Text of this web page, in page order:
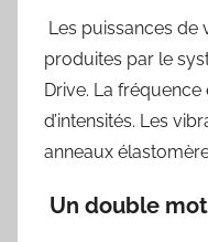
Les puissances
produites par le
Drive. La
d’intensités. Les
anneaux
Un double